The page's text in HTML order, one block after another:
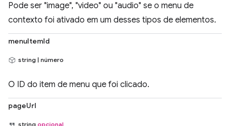
Pode ser "image", "video" ou "audio" se o menu de
contexto foi ativado em um desses tipos de elementos.
menuItemId
string | número
O ID do item de menu que foi clicado.
pageUrl
string opcional